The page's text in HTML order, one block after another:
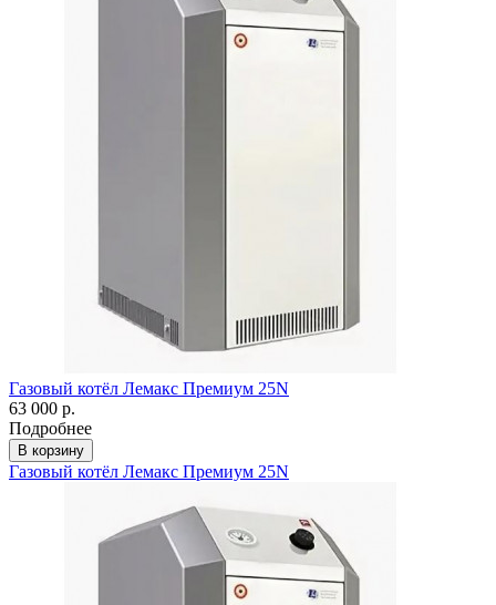
Газовый котёл Лемакс Премиум 25N
63 000 р.
Подробнее
В корзину
Газовый котёл Лемакс Премиум 25N